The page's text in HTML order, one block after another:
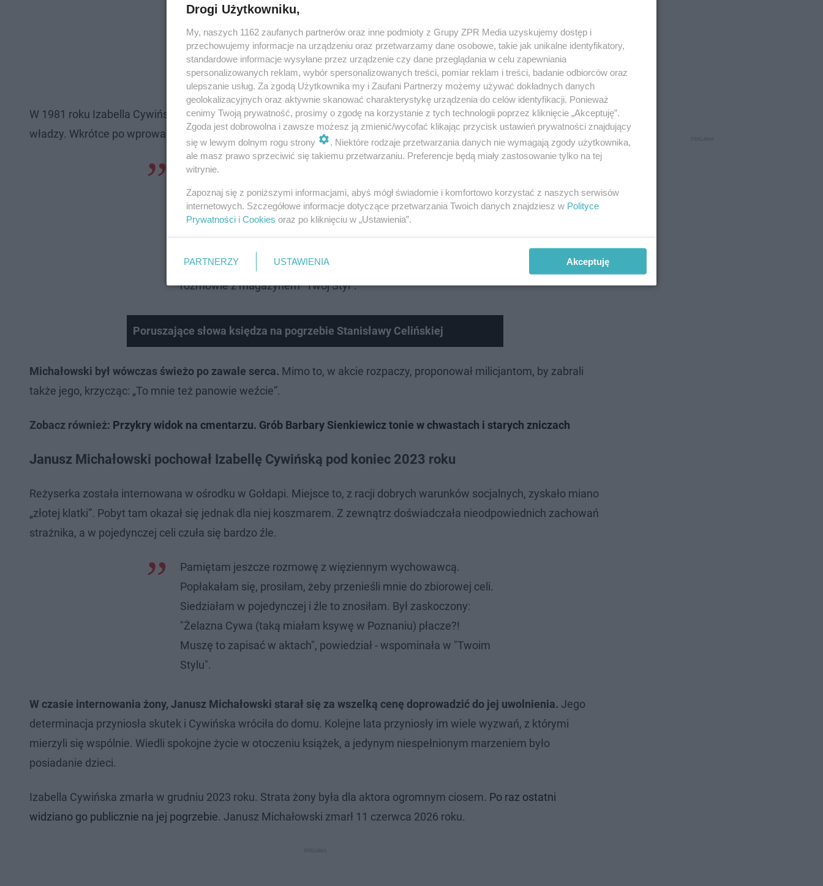
W 1981 roku Izabella Cywińska wystawiła sztukę „Oskarżony: czerwiec 56”, która nie spodobała się ówczesnej
władzy. Wkrótce po wprowadzeniu stanu wojennego funkcjonariusze wtargnęli do mieszkania artystów w nocy.
Po północy rozległo się walenie do drzwi. Weszło dwóch
mężczyzn. Jeden typowy ubek, prostak, drugi śliczny
inteligencik w niebieskim sweterku i kożuszku. Usłyszałam:
"Cywińska? Proszę się ubierać". Janusz przerażony
na podwórku założyli mi kajdanki - wspominała reżyserka w
rozmowie z magazynem "Twój Styl".
Poruszające słowa księdza na pogrzebie Stanisławy Celińskiej
Michałowski był wówczas świeżo po zawale serca. Mimo to, w akcie rozpaczy, proponował milicjantom, by zabrali
także jego, krzycząc: „To mnie też panowie weźcie”.
Zobacz również: Przykry widok na cmentarzu. Grób Barbary Sienkiewicz tonie w chwastach i starych zniczach
Janusz Michałowski pochował Izabellę Cywińską pod koniec 2023 roku
Reżyserka została internowana w ośrodku w Gołdapi. Miejsce to, z racji dobrych warunków socjalnych, zyskało miano
„złotej klatki”. Pobyt tam okazał się jednak dla niej koszmarem. Z zewnątrz doświadczała nieodpowiednich zachowań
strażnika, a w pojedynczej celi czuła się bardzo źle.
Pamiętam jeszcze rozmowę z więziennym wychowawcą.
Popłakałam się, prosiłam, żeby przenieśli mnie do zbiorowej celi.
Siedziałam w pojedynczej i źle to znosiłam. Był zaskoczony:
"Żelazna Cywa (taką miałam ksywę w Poznaniu) płacze?!
Muszę to zapisać w aktach", powiedział - wspominała w "Twoim
Stylu".
W czasie internowania żony, Janusz Michałowski starał się za wszelką cenę doprowadzić do jej uwolnienia. Jego
determinacja przyniosła skutek i Cywińska wróciła do domu. Kolejne lata przyniosły im wiele wyzwań, z którymi
mierzyli się wspólnie. Wiedli spokojne życie w otoczeniu książek, a jedynym niespełnionym marzeniem było
posiadanie dzieci.
Izabella Cywińska zmarła w grudniu 2023 roku. Strata żony była dla aktora ogromnym ciosem. Po raz ostatni
widziano go publicznie na jej pogrzebie. Janusz Michałowski zmarł 11 czerwca 2026 roku.
Drogi Użytkowniku,
My, naszych 1162 zaufanych partnerów oraz inne podmioty z Grupy ZPR Media uzyskujemy dostęp i
przechowujemy informacje na urządzeniu oraz przetwarzamy dane osobowe, takie jak unikalne identyfikatory,
standardowe informacje wysyłane przez urządzenie czy dane przeglądania w celu zapewniania
spersonalizowanych reklam, wybór spersonalizowanych treści, pomiar reklam i treści, badanie odbiorców oraz
ulepszanie usług. Za zgodą Użytkownika my i Zaufani Partnerzy możemy używać dokładnych danych
geolokalizacyjnych oraz aktywnie skanować charakterystykę urządzenia do celów identyfikacji. Ponieważ
cenimy Twoją prywatność, prosimy o zgodę na korzystanie z tych technologii poprzez kliknięcie „Akceptuję”.
Zgoda jest dobrowolna i zawsze możesz ją zmienić/wycofać klikając przycisk ustawień prywatności znajdujący
się w lewym dolnym rogu strony
. Niektóre rodzaje przetwarzania danych nie wymagają zgody użytkownika,
ale masz prawo sprzeciwić się takiemu przetwarzaniu. Preferencje będą miały zastosowanie tylko na tej
witrynie.
Zapoznaj się z poniższymi informacjami, abyś mógł świadomie i komfortowo korzystać z naszych serwisów
internetowych. Szczegółowe informacje dotyczące przetwarzania Twoich danych znajdziesz w Polityce
Prywatności i Cookies oraz po kliknięciu w „Ustawienia”.
PARTNERZY USTAWIENIA Akceptuję